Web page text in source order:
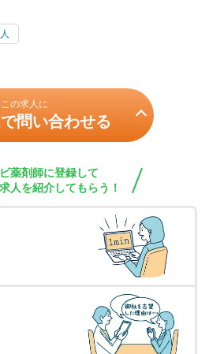
この求人に
問い合わせる
薬剤師に登録して
人を紹介してもらう！